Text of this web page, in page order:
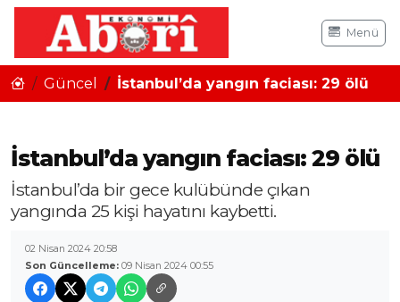
Menü
Güncel İstanbul’da yangın faciası: 29 ölü
İstanbul’da yangın faciası: 29 ölü
İstanbul’da bir gece kulübünde çıkan
yangında 25 kişi hayatını kaybetti.
02 Nisan 2024 20:58
Son Güncelleme: 09 Nisan 2024 00:55